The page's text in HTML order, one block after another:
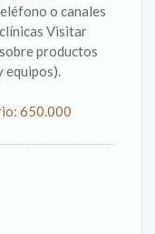
o canales
Visitar
productos
equipos).
650.000